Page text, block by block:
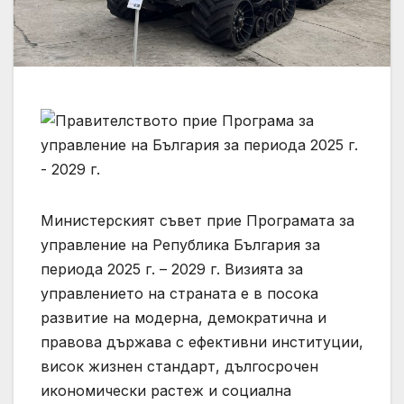
Министерският съвет прие Програмата за
управление на Република България за
периода 2025 г. – 2029 г. Визията за
управлението на страната е в посока
развитие на модерна, демократична и
правова държава с ефективни институции,
висок жизнен стандарт, дългосрочен
икономически растеж и социална